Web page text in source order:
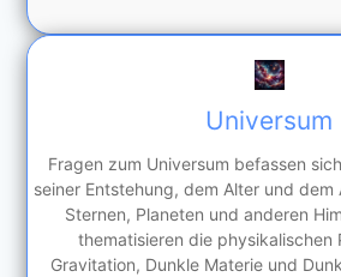
Universum
Fragen zum Universum befassen
seiner Entstehung, dem Alter und dem
Sternen, Planeten und anderen
thematisieren die physikalischen
Gravitation, Dunkle Materie und